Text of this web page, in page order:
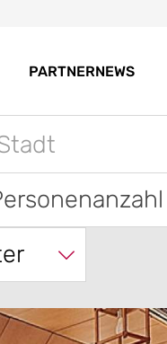
PARTNERNEWS